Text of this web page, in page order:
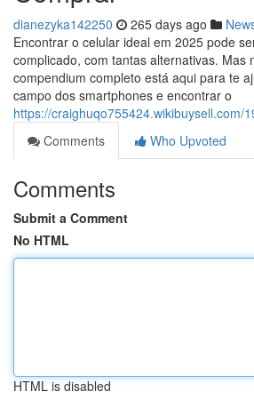
dianezyka142250 265 days ago
Encontrar o celular ideal em 2025 pode
complicado, com tantas alternativas. Mas
compendium completo está aqui para te
campo dos smartphones e encontrar o
https://
Comments
Who Upvoted
Comments
Submit a Comment
No HTML
HTML is disabled